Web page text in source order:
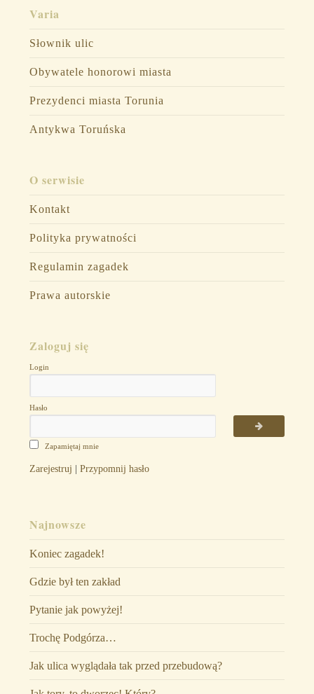
Varia
Słownik ulic
Obywatele honorowi miasta
Prezydenci miasta Torunia
Antykwa Toruńska
O serwisie
Kontakt
Polityka prywatności
Regulamin zagadek
Prawa autorskie
Zaloguj się
Login
Hasło
Zapamiętaj mnie
Zarejestruj | Przypomnij hasło
Najnowsze
Koniec zagadek!
Gdzie był ten zakład
Pytanie jak powyżej!
Trochę Podgórza…
Jak ulica wyglądała tak przed przebudową?